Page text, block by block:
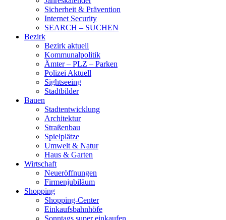
Sicherheit & Prävention
Internet Security
SEARCH – SUCHEN
Bezirk
Bezirk aktuell
Kommunalpolitik
Ämter – PLZ – Parken
Polizei Aktuell
Sightseeing
Stadtbilder
Bauen
Stadtentwicklung
Architektur
Straßenbau
Spielplätze
Umwelt & Natur
Haus & Garten
Wirtschaft
Neueröffnungen
Firmenjubiläum
Shopping
Shopping-Center
Einkaufsbahnhöfe